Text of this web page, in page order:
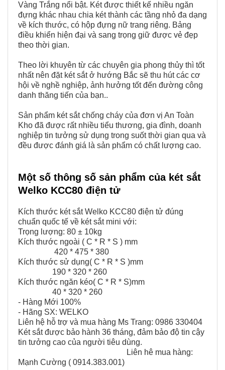
Vàng Trắng nổi bật. Két được thiết kế nhiều ngăn
đựng khác nhau chia két thành các tầng nhỏ đa dạng
về kích thước, có hộp đựng nữ trang riêng. Bảng
điều khiển hiện đại và sang trọng giữ được vẻ đẹp
theo thời gian.
Theo lời khuyên từ các chuyên gia phong thủy thì tốt
nhất nên đặt két sắt ở hướng Bắc sẽ thu hút các cơ
hội về nghề nghiệp, ảnh hưởng tốt đến đường công
danh thăng tiến của bạn..
Sản phẩm két sắt chống cháy của đơn vị An Toàn
Kho đã được rất nhiều tiểu thương, gia đình, doanh
nghiệp tin tưởng sử dụng trong suốt thời gian qua và
đều được đánh giá là sản phẩm có chất lượng cao.
Một số thông số sản phẩm của két sắt
Welko KCC80 điện tử
Kích thước két sắtWelko KCC80 điện tử đúng
chuẩn quốc tế về két sắt mini với:
Trọng lượng: 80 ± 10kg
Kích thước ngoài ( C * R * S ) mm
420 * 475 * 380
Kích thước sử dụng( C * R * S )mm
190 * 320 * 260
Kích thước ngăn kéo( C * R * S)mm
40 * 320 * 260
- Hàng Mới 100%
- Hãng SX: WELKO
Liên hệ hỗ trợ và mua hàng Ms Trang: 0986 330404
Két sắt được bảo hành 36 tháng, đảm bảo độ tin cậy
tin tưởng cao của người tiêu dùng.
Liên hê mua hàng:
Mạnh Cường ( 0914.383.001)